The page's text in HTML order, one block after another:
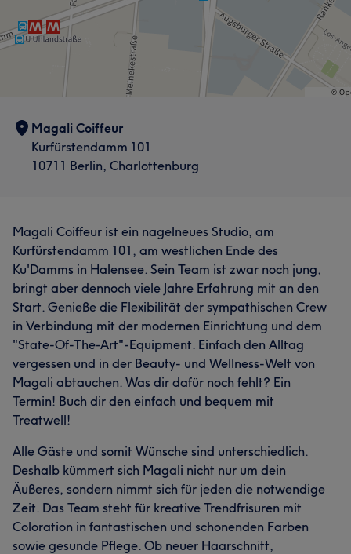
Was unsere Kunden über Daniela sagen
Talentiert 9 Professionell 6 Herzlich 5
Sympathisch 5
Magali Coiffeur
Kurfürstendamm 101
10711 Berlin, Charlottenburg
Magali Coiffeur ist ein nagelneues Studio, am
Kurfürstendamm 101, am westlichen Ende des
Ku'Damms in Halensee. Sein Team ist zwar noch jung,
bringt aber dennoch viele Jahre Erfahrung mit an den
Start. Genieße die Flexibilität der sympathischen Crew
in Verbindung mit der modernen Einrichtung und dem
"State-Of-The-Art"-Equipment. Einfach den Alltag
vergessen und in der Beauty- und Wellness-Welt von
Magali abtauchen. Was dir dafür noch fehlt? Ein
Termin! Buch dir den einfach und bequem mit
Treatwell!
Alle Gäste und somit Wünsche sind unterschiedlich.
Deshalb kümmert sich Magali nicht nur um dein
Äußeres, sondern nimmt sich für jeden die notwendige
Zeit. Das Team steht für kreative Trendfrisuren mit
Coloration in fantastischen und schonenden Farben
sowie gesunde Pflege. Ob neuer Haarschnitt,